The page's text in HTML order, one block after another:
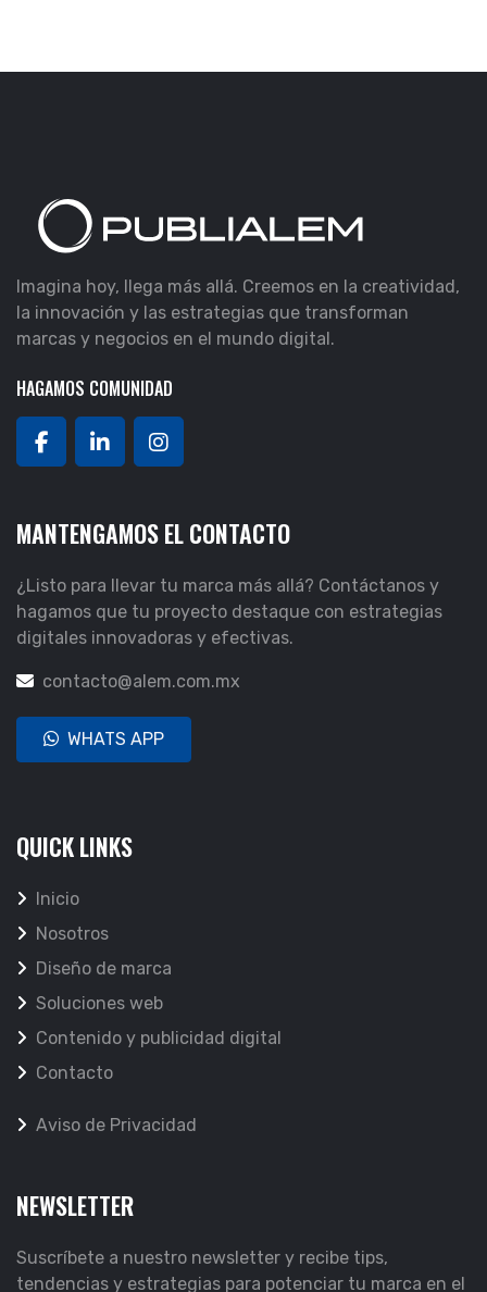
Imagina hoy, llega más allá. Creemos en la creatividad,
la innovación y las estrategias que transforman
marcas y negocios en el mundo digital.
HAGAMOS COMUNIDAD
MANTENGAMOS EL CONTACTO
¿Listo para llevar tu marca más allá? Contáctanos y
hagamos que tu proyecto destaque con estrategias
digitales innovadoras y efectivas.
contacto@alem.com.mx
WHATS APP
QUICK LINKS
Inicio
Nosotros
Diseño de marca
Soluciones web
Contenido y publicidad digital
Contacto
Aviso de Privacidad
NEWSLETTER
Suscríbete a nuestro newsletter y recibe tips,
tendencias y estrategias para potenciar tu marca en el